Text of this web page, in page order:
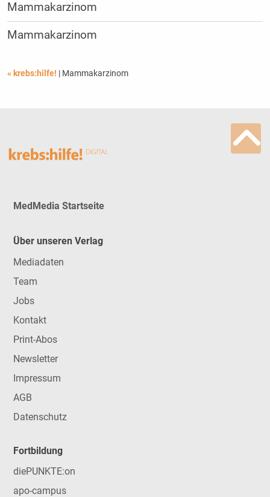
Mammakarzinom
Mammakarzinom
« krebs:hilfe! | Mammakarzinom
MedMedia Startseite
Über unseren Verlag
Mediadaten
Team
Jobs
Kontakt
Print-Abos
Newsletter
Impressum
AGB
Datenschutz
Fortbildung
diePUNKTE:on
apo-campus